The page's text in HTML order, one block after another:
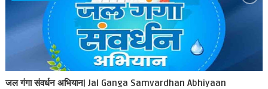
जल गंगा संवर्धन अभियान| Jal Ganga Samvardhan Abhiyaan